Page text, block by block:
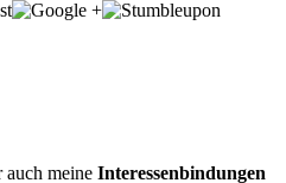
auch meine Interessenbindungen